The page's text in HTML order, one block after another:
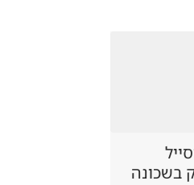
בשכונה